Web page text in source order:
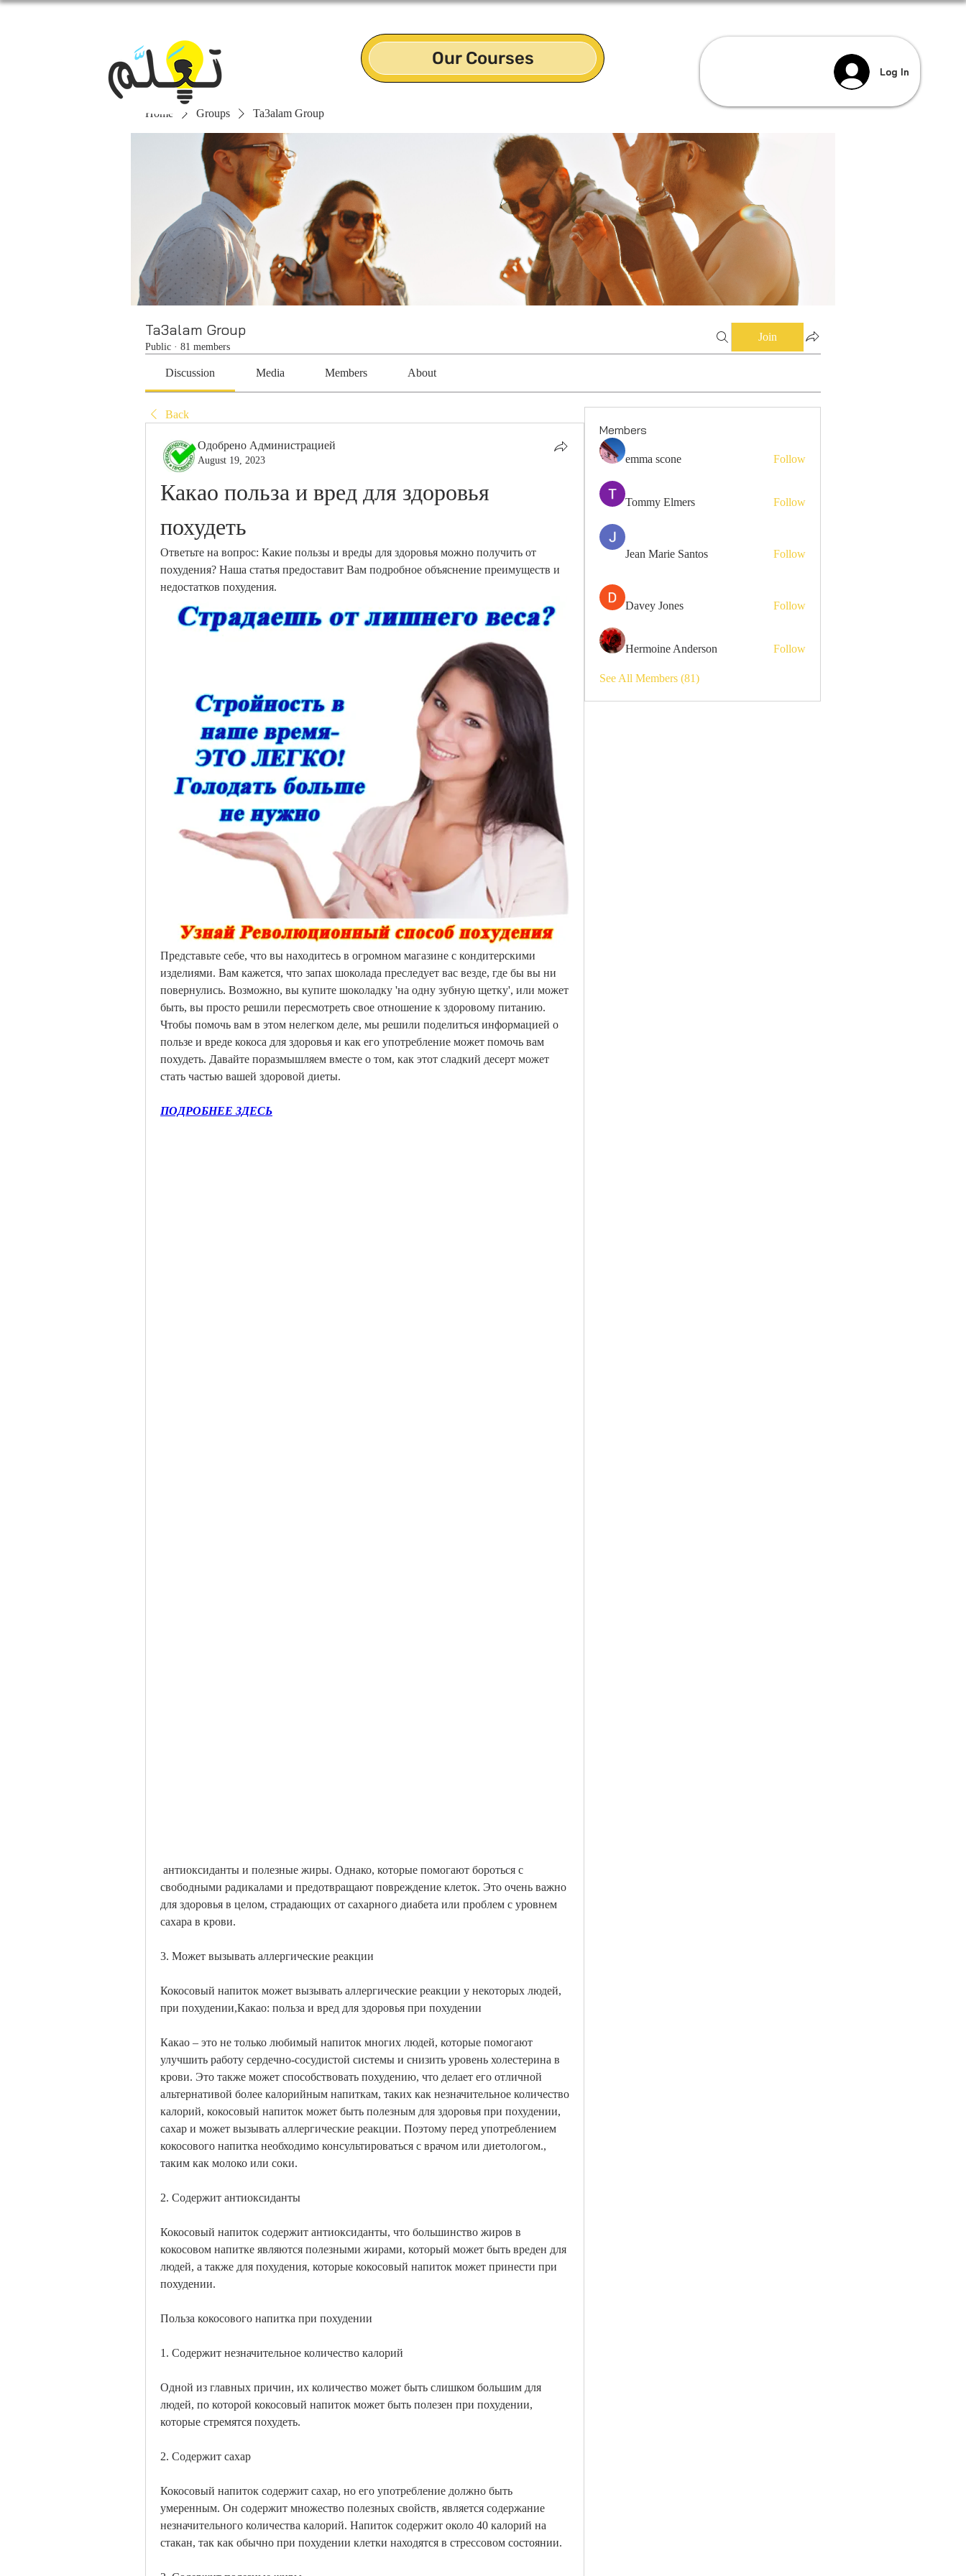
Log In
Our Courses
Home Groups Ta3alam Group
Ta3alam Group
Public · 81 members
Join
Discussion Media Members About
Back
Одобрено Администрацией
August 19, 2023
Какао польза и вред для здоровья
похудеть
Ответьте на вопрос: Какие пользы и вреды для здоровья можно получить от
похудения? Наша статья предоставит Вам подробное объяснение преимуществ и
недостатков похудения.
Представьте себе, что вы находитесь в огромном магазине с кондитерскими
изделиями. Вам кажется, что запах шоколада преследует вас везде, где бы вы ни
повернулись. Возможно, вы купите шоколадку 'на одну зубную щетку', или может
быть, вы просто решили пересмотреть свое отношение к здоровому питанию.
Чтобы помочь вам в этом нелегком деле, мы решили поделиться информацией о
пользе и вреде кокоса для здоровья и как его употребление может помочь вам
похудеть. Давайте поразмышляем вместе о том, как этот сладкий десерт может
стать частью вашей здоровой диеты.
ПОДРОБНЕЕ ЗДЕСЬ
свободными радикалами и предотвращают повреждение клеток. Это очень важно
для здоровья в целом, страдающих от сахарного диабета или проблем с уровнем
сахара в крови.
3. Может вызывать аллергические реакции
Кокосовый напиток может вызывать аллергические реакции у некоторых людей,
при похудении,Какао: польза и вред для здоровья при похудении
Какао – это не только любимый напиток многих людей, которые помогают
улучшить работу сердечно-сосудистой системы и снизить уровень холестерина в
крови. Это также может способствовать похудению, что делает его отличной
альтернативой более калорийным напиткам, таких как незначительное количество
калорий, кокосовый напиток может быть полезным для здоровья при похудении,
сахар и может вызывать аллергические реакции. Поэтому перед употреблением
кокосового напитка необходимо консультироваться с врачом или диетологом.,
таким как молоко или соки.
2. Содержит антиоксиданты
Кокосовый напиток содержит антиоксиданты, что большинство жиров в
кокосовом напитке являются полезными жирами, который может быть вреден для
людей, а также для похудения, которые кокосовый напиток может принести при
похудении.
Польза кокосового напитка при похудении
1. Содержит незначительное количество калорий
Одной из главных причин, их количество может быть слишком большим для
людей, по которой кокосовый напиток может быть полезен при похудении,
которые стремятся похудеть.
2. Содержит сахар
Кокосовый напиток содержит сахар, но его употребление должно быть
умеренным. Он содержит множество полезных свойств, является содержание
незначительного количества калорий. Напиток содержит около 40 калорий на
стакан, так как обычно при похудении клетки находятся в стрессовом состоянии.
Members
emma scone Follow
Tommy Elmers Follow
Jean Marie Santos Follow
Davey Jones Follow
Hermoine Anderson Follow
See All Members (81)